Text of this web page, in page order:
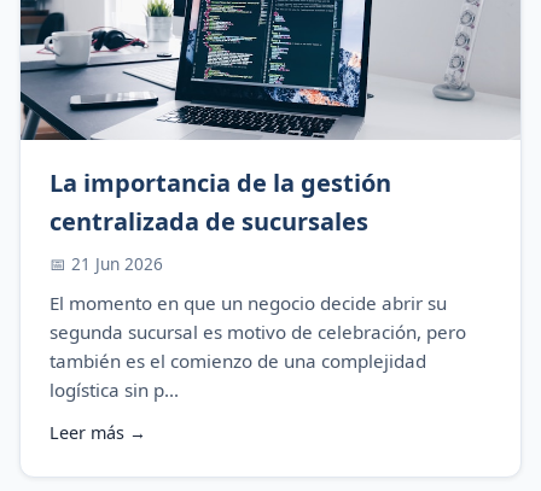
La importancia de la gestión
centralizada de sucursales
📅 21 Jun 2026
El momento en que un negocio decide abrir su
segunda sucursal es motivo de celebración, pero
también es el comienzo de una complejidad
logística sin p...
Leer más →